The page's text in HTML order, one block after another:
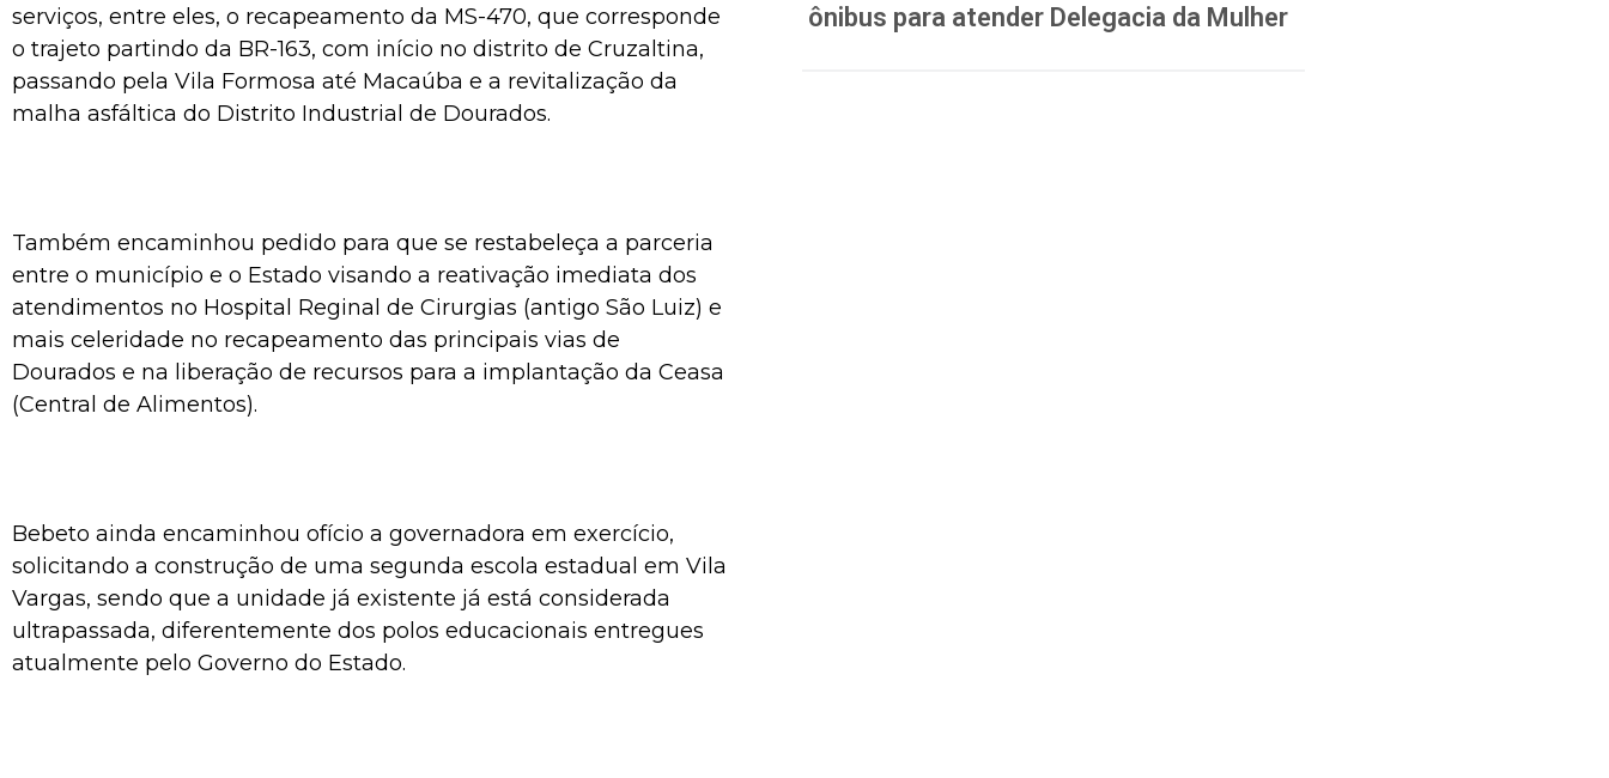
serviços, entre eles, o recapeamento da MS-470, que corresponde
o trajeto partindo da BR-163, com início no distrito de Cruzaltina,
passando pela Vila Formosa até Macaúba e a revitalização da
malha asfáltica do Distrito Industrial de Dourados.
Também encaminhou pedido para que se restabeleça a parceria
entre o município e o Estado visando a reativação imediata dos
atendimentos no Hospital Reginal de Cirurgias (antigo São Luiz) e
mais celeridade no recapeamento das principais vias de
Dourados e na liberação de recursos para a implantação da Ceasa
(Central de Alimentos).
Bebeto ainda encaminhou ofício a governadora em exercício,
solicitando a construção de uma segunda escola estadual em Vila
Vargas, sendo que a unidade já existente já está considerada
ultrapassada, diferentemente dos polos educacionais entregues
atualmente pelo Governo do Estado.
ônibus para atender Delegacia da Mulher